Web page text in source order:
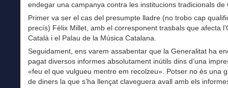
endegar una campanya contra les institucions tradicionals de
Primer va ser el cas del presumpte lladre (no trobo cap
precís) Fèlix Millet, amb el corresponent trasbals que afecta
Català i el Palau de la Música Catalana.
Seguidament, ens varem assabentar que la Generalitat ha
pagat diversos informes absolutament inútils dins d’una
«feu el que vulgueu mentre em recolzeu». Potser no és una
de diners la que s’ha llençat claveguera avall amb els